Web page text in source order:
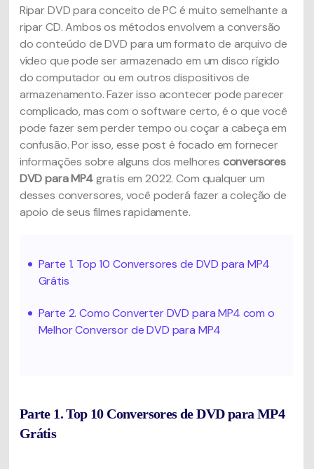
Ripar DVD para conceito de PC é muito semelhante a
ripar CD. Ambos os métodos envolvem a conversão
do conteúdo de DVD para um formato de arquivo de
vídeo que pode ser armazenado em um disco rígido
do computador ou em outros dispositivos de
armazenamento. Fazer isso acontecer pode parecer
complicado, mas com o software certo, é o que você
pode fazer sem perder tempo ou coçar a cabeça em
confusão. Por isso, esse post é focado em fornecer
informações sobre alguns dos melhores conversores
DVD para MP4gratis em 2022. Com qualquer um
desses conversores, você poderá fazer a coleção de
apoio de seus filmes rapidamente.
Parte 1. Top 10 Conversores de DVD para MP4
Grátis
Parte 2. Como Converter DVD para MP4 com o
Melhor Conversor de DVD para MP4
Parte 1. Top 10 Conversores de DVD para MP4
Grátis